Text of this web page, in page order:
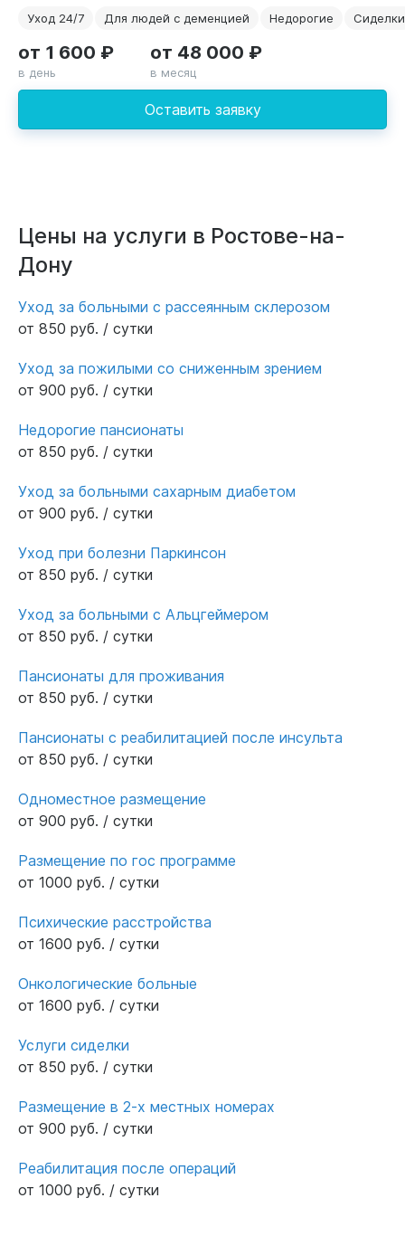
Уход 24/7 Для людей с деменцией Недорогие Сиделки
Оставить заявку
от 1 600 ₽
в день
от 48 000 ₽
в месяц
Цены на услуги в Ростове-на-
Дону
Уход за больными с рассеянным склерозом
от 850 руб. / сутки
Уход за пожилыми со сниженным зрением
от 900 руб. / сутки
Недорогие пансионаты
от 850 руб. / сутки
Уход за больными сахарным диабетом
от 900 руб. / сутки
Уход при болезни Паркинсон
от 850 руб. / сутки
Уход за больными с Альцгеймером
от 850 руб. / сутки
Пансионаты для проживания
от 850 руб. / сутки
Пансионаты с реабилитацией после инсульта
от 850 руб. / сутки
Одноместное размещение
от 900 руб. / сутки
Размещение по гос программе
от 1000 руб. / сутки
Психические расстройства
от 1600 руб. / сутки
Онкологические больные
от 1600 руб. / сутки
Услуги сиделки
от 850 руб. / сутки
Размещение в 2-х местных номерах
от 900 руб. / сутки
Реабилитация после операций
от 1000 руб. / сутки